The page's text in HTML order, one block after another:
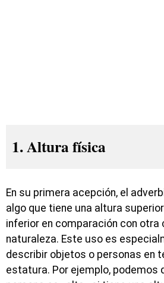
1. Altura física
En su primera acepción, el
algo que tiene una altura
inferior en comparación con otra
naturaleza. Este uso es
describir objetos o personas en
estatura. Por ejemplo, podemos